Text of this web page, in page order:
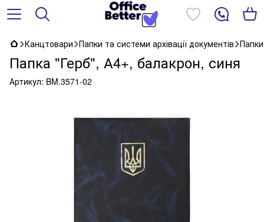
Канцтовари Папки та системи архівації документів
Папка "Герб", А4+, балакрон, синя
Артикул: BM.3571-02